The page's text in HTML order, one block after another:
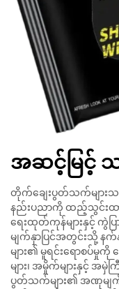
အဆင့်မြင့် သ
တိုက်ချေးပွတ်သက်များသ
နည်းပညာကို ထည့်သွင်းထား
ရေးထုတ်ကုန်များနှင့် ကွဲပြ
မျက်နှာပြင်အတွင်းသို့ နက်
များ၏ မူရင်းရောစပ်မှုကို
များ၊ အမှိုက်များနှင့် အမှဲ
ပွတ်သက်များ၏ အဏုမျ